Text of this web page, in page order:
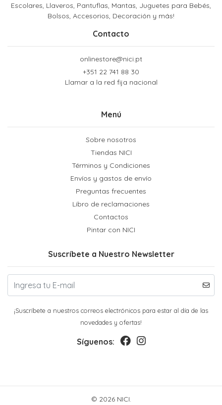
Escolares, Llaveros, Pantuflas, Mantas, Juguetes para Bebés,
Bolsos, Accesorios, Decoración y más!
Contacto
onlinestore@nici.pt
+351 22 741 88 30
Llamar a la red fija nacional
Menú
Sobre nosotros
Tiendas NICI
Términos y Condiciones
Envíos y gastos de envío
Preguntas frecuentes
Libro de reclamaciones
Contactos
Pintar con NICI
Suscríbete a Nuestro Newsletter
¡Suscríbete a nuestros correos electrónicos para estar al día de las
novedades y ofertas!
Síguenos:
© 2026 NICI.